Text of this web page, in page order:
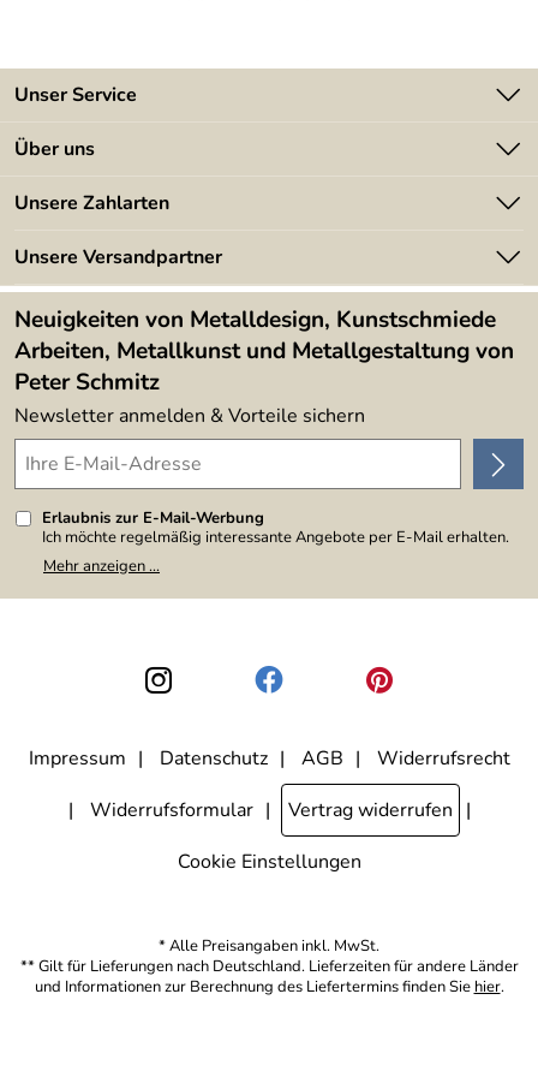
Unser Service
Kontakt
Kundeninformationen
Newsletter
Lieferbedingungen
Über uns
Angebote
Kundenbewertungen (394)
4,9/5
Unsere Zahlarten
Unsere Versandpartner
Neuigkeiten von Metalldesign, Kunstschmiede
Arbeiten, Metallkunst und Metallgestaltung von
Peter Schmitz
Newsletter anmelden & Vorteile sichern
Erlaubnis zur E-Mail-Werbung
Ich möchte regelmäßig interessante Angebote per E-Mail erhalten.
Meine E-Mail-Adresse wird nicht an andere Unternehmen
weitergegeben. Zu statistischen Zwecken wird in anonymer Form
den Link "Abmelden" am Ende des Newsletters anklicke. Die
Datenschutzerklärung
habe ich zur Kenntnis genommen.
Mehr anzeigen ...
Impressum Datenschutz AGB
Widerrufsrecht
Widerrufsformular
Vertrag widerrufen
Cookie Einstellungen
* Alle Preisangaben inkl. MwSt.
** Gilt für Lieferungen nach Deutschland. Lieferzeiten für andere Länder
und Informationen zur Berechnung des Liefertermins finden Sie hier.